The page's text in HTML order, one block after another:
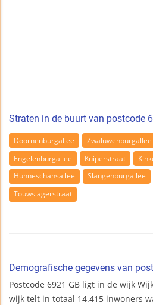
Straten in de buurt van postcode
Doornenburgallee Zwaluwenburgallee
Engelenburgallee
Kuiperstraat
Hunneschansallee
Slangenburgallee
Touwslagerstraat
Demografische gegevens van
Postcode 6921 GB ligt in de wijk
wijk telt in totaal 14.415 inwoners